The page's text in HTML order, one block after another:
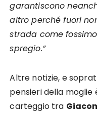
garantiscono
altro perché fuori
strada come
spregio.”
Altre notizie, e
pensieri della moglie
carteggio tra